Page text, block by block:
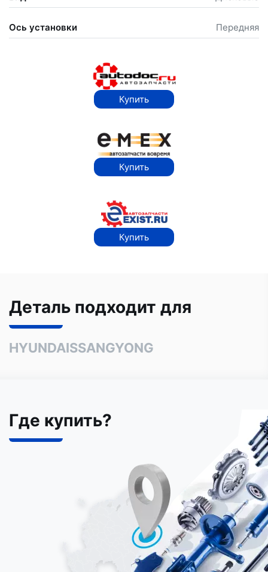
Ось установки Передняя
Купить
Купить
Купить
Деталь подходит для
HYUNDAISSANGYONG
Где купить?